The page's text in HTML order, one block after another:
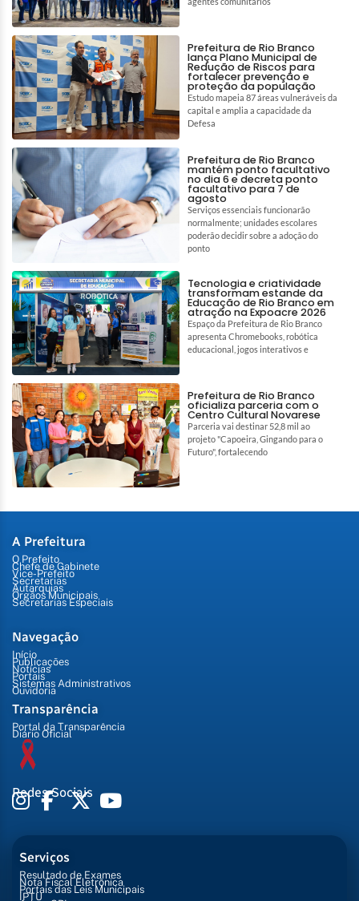
Prefeitura de Rio Branco
lança Plano Municipal de
Redução de Riscos para
fortalecer prevenção e
proteção da população
Estudo mapeia 87 áreas vulneráveis da
capital e amplia a capacidade da
Defesa
Prefeitura de Rio Branco
mantém ponto facultativo
no dia 6 e decreta ponto
facultativo para 7 de
agosto
Serviços essenciais funcionarão
normalmente; unidades escolares
poderão decidir sobre a adoção do
ponto
Tecnologia e criatividade
transformam estande da
Educação de Rio Branco em
atração na Expoacre 2026
Espaço da Prefeitura de Rio Branco
apresenta Chromebooks, robótica
educacional, jogos interativos e
Prefeitura de Rio Branco
oficializa parceria com o
Centro Cultural Novarese
Parceria vai destinar 52,8 mil ao
projeto "Capoeira, Gingando para o
Futuro", fortalecendo
A Prefeitura
O Prefeito
Chefe de Gabinete
Vice-Prefeito
Secretarias
Autarquias
Órgãos Municipais
Secretarias Especiais
Navegação
Início
Publicações
Notícias
Portais
Sistemas Administrativos
Ouvidoria
Transparência
Portal da Transparência
Diário Oficial
Redes Sociais
Serviços
Resultado de Exames
Nota Fiscal Eletrônica
Portais das Leis Municipais
IPTU